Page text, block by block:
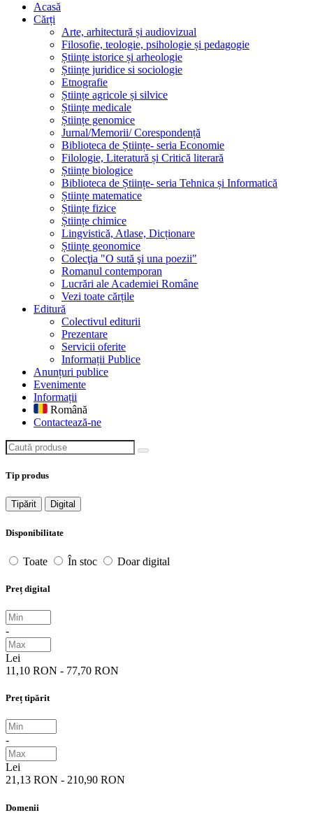
Acasă
Cărți
Arte, arhitectură și audiovizual
Filosofie, teologie, psihologie și pedagogie
Științe istorice și arheologie
Științe juridice si sociologie
Etnografie
Științe agricole și silvice
Științe medicale
Științe genomice
Jurnal/Memorii/ Corespondență
Biblioteca de Științe- seria Economie
Filologie, Literatură și Critică literară
Științe biologice
Biblioteca de Științe- seria Tehnica și Informatică
Științe matematice
Științe fizice
Științe chimice
Lingvistică, Atlase, Dicționare
Științe geonomice
Colecţia "O sută şi una poezii"
Romanul contemporan
Lucrări ale Academiei Române
Vezi toate cărțile
Editură
Colectivul editurii
Prezentare
Servicii oferite
Informații Publice
Anunțuri publice
Evenimente
Informații
Română
Contactează-ne
Caută produse
Tip produs
Tipărit Digital
Disponibilitate
Toate În stoc Doar digital
Preț digital
-
Lei
11,10 RON - 77,70 RON
Preț tipărit
-
Lei
21,13 RON - 210,90 RON
Domenii